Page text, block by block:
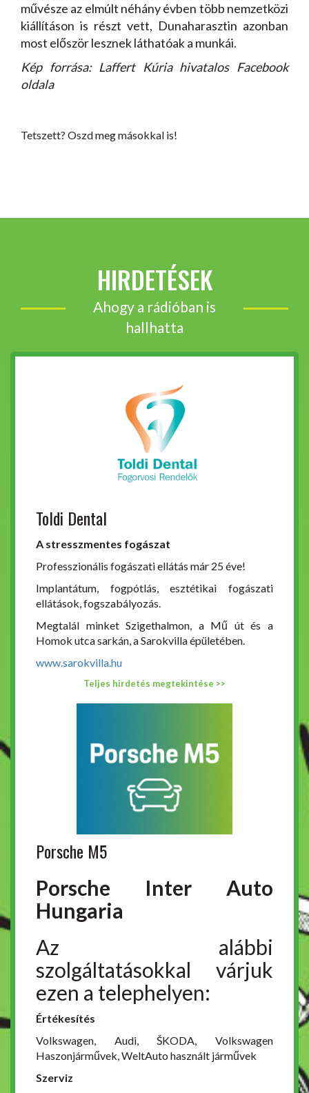
művésze az elmúlt néhány évben több nemzetközi
kiállításon is részt vett, Dunaharasztin azonban
most először lesznek láthatóak a munkái.
Kép forrása: Laffert Kúria hivatalos Facebook
oldala
Tetszett? Oszd meg másokkal is!
HIRDETÉSEK
Ahogy a rádióban is
hallhatta
Toldi Dental
A stresszmentes fogászat
Professzionális fogászati ellátás már 25 éve!
Implantátum, fogpótlás, esztétikai fogászati
ellátások, fogszabályozás.
Megtalál minket Szigethalmon, a Mű út és a
Homok utca sarkán, a Sarokvilla épületében.
www.sarokvilla.hu
Teljes hirdetés megtekintése >>
Porsche M5
Porsche Inter Auto
Hungaria
Az alábbi
szolgáltatásokkal várjuk
ezen a telephelyen:
Értékesítés
Volkswagen, Audi, ŠKODA, Volkswagen
Haszonjárművek, WeltAuto használt járművek
Szerviz